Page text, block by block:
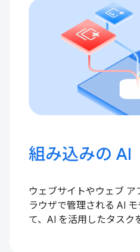
組み込みの AI
ウェブサイトやウェブ
ラウザで管理される AI
て、AI を活用したタスク